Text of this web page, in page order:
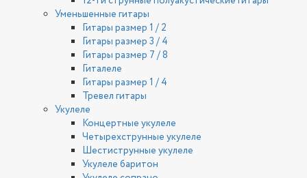
Уменьшенные гитары
Гитары размер 1 / 2
Гитары размер 3 / 4
Гитары размер 7 / 8
Гиталеле
Гитары размер 1 / 4
Тревел гитары
Укулеле
Концертные укулеле
Четырехструнные укулеле
Шестиструнные укулеле
Укулеле баритон